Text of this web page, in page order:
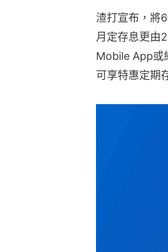
渣打宣布，將
月定存息更由
Mobile App或
可享特惠定期